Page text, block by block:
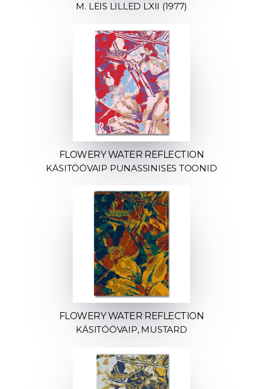
M. LEIS LILLED LXII (1977)
FLOWERY WATER REFLECTION
KÄSITÖÖVAIP PUNASSINISES TOONID
FLOWERY WATER REFLECTION
KÄSITÖÖVAIP, MUSTARD